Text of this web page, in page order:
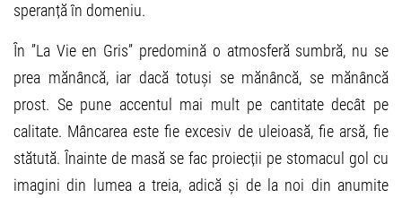
speranță în domeniu.
În ”La Vie en Gris” predomină o atmosferă sumbră, nu se
prea mănâncă, iar dacă totuși se mănâncă, se mănâncă
prost. Se pune accentul mai mult pe cantitate decât pe
calitate. Mâncarea este fie excesiv de uleioasă, fie arsă, fie
stătută. Înainte de masă se fac proiecții pe stomacul gol cu
imagini din lumea a treia, adică și de la noi din anumite